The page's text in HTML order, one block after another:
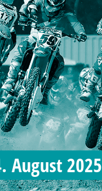
August 2025